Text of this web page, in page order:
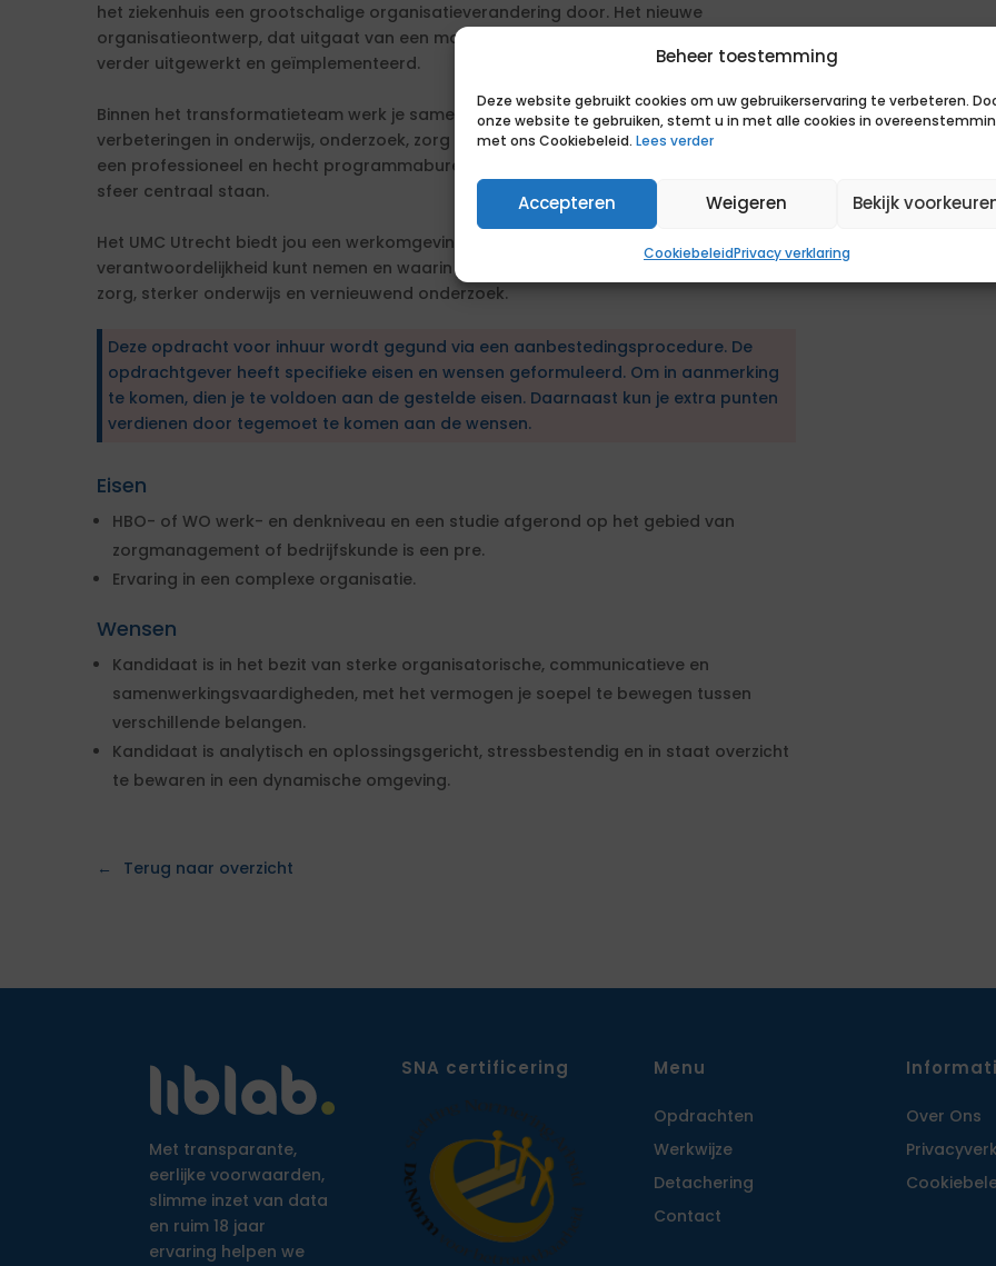
Beheer toestemming
Deze website gebruikt cookies om uw gebruikerservaring te verbeteren.
onze website te gebruiken, stemt u in met alle cookies in
met ons Cookiebeleid. Lees verder
Accepteren Weigeren Bekijk
CookiebeleidPrivacy verklaring
het ziekenhuis een grootschalige organisatieverandering door. Het nieuwe
organisatieontwerp, dat uitgaat van een matrixstructuur, wordt de komende jaren
verder uitgewerkt en geïmplementeerd.
Binnen het transformatieteam werk je samen met gedreven collega’s aan structurele
verbeteringen in onderwijs, onderzoek, zorg en ondersteuning. Je maakt deel uit van
een professioneel en hecht programmabureau, waarin samenwerking en een open
sfeer centraal staan.
Het UMC Utrecht biedt jou een werkomgeving waarin je je kunt ontwikkelen,
verantwoordelijkheid kunt nemen en waarin jouw werk direct bijdraagt aan betere
zorg, sterker onderwijs en vernieuwend onderzoek.
Deze opdracht voor inhuur wordt gegund via een aanbestedingsprocedure. De
opdrachtgever heeft specifieke eisen en wensen geformuleerd. Om in aanmerking
te komen, dien je te voldoen aan de gestelde eisen. Daarnaast kun je extra punten
verdienen door tegemoet te komen aan de wensen.
Eisen
HBO- of WO werk- en denkniveau en een studie afgerond op het gebied van
zorgmanagement of bedrijfskunde is een pre.
Ervaring in een complexe organisatie.
Wensen
Kandidaat is in het bezit van sterke organisatorische, communicatieve en
samenwerkingsvaardigheden, met het vermogen je soepel te bewegen tussen
verschillende belangen.
Kandidaat is analytisch en oplossingsgericht, stressbestendig en in staat overzicht
te bewaren in een dynamische omgeving.
Terug naar overzicht
Met transparante,
eerlijke voorwaarden,
slimme inzet van data
en ruim 18 jaar
ervaring helpen we
SNA certificering Menu
Opdrachten
Werkwijze
Detachering
Contact
Over Ons